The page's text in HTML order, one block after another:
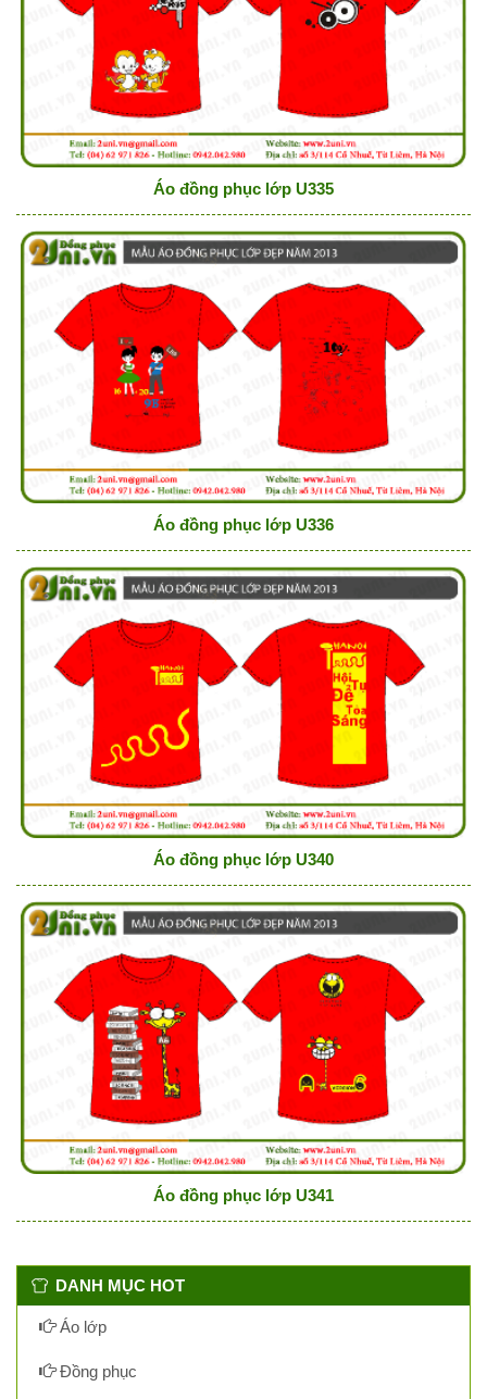
Áo đồng phục lớp U335
Áo đồng phục lớp U336
Áo đồng phục lớp U340
Áo đồng phục lớp U341
DANH MỤC HOT
Áo lớp
Đồng phục